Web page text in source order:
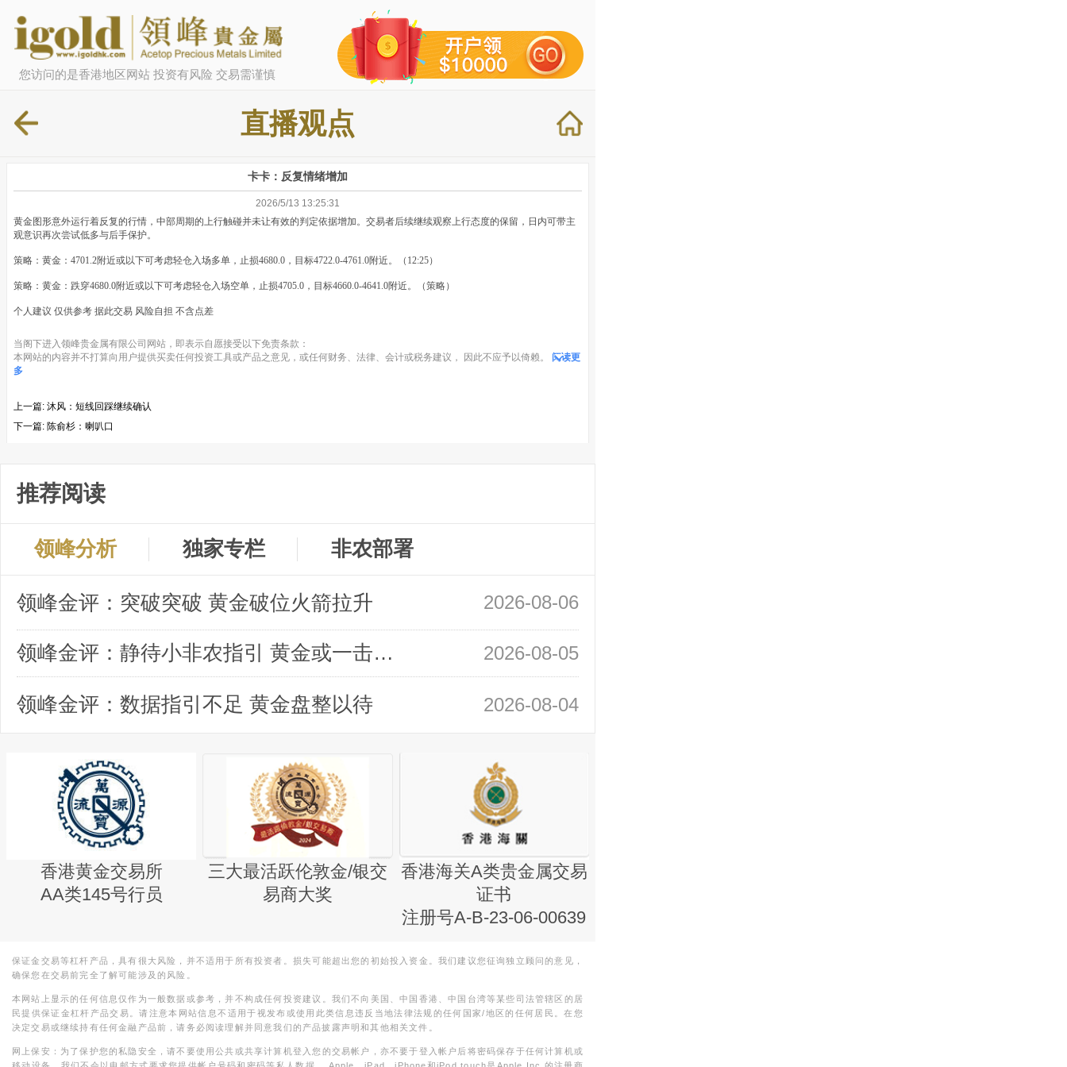
您访问的是香港地区网站 投资有风险 交易需谨慎
直播观点
卡卡：反复情绪增加
2026/5/13 13:25:31
黄金图形意外运行着反复的行情，中部周期的上行触碰并未让有效的判定依据增加。交易者后续继续观察上行态度的保留，日内可带主
观意识再次尝试低多与后手保护。
策略：黄金：4701.2附近或以下可考虑轻仓入场多单，止损4680.0，目标4722.0-4761.0附近。（12:25）
策略：黄金：跌穿4680.0附近或以下可考虑轻仓入场空单，止损4705.0，目标4660.0-4641.0附近。（策略）
个人建议 仅供参考 据此交易 风险自担 不含点差
当阁下进入领峰贵金属有限公司网站，即表示自愿接受以下免责条款：
本网站的内容并不打算向用户提供买卖任何投资工具或产品之意见，或任何财务、法律、会计或税务建议， 因此不应予以倚赖。
阅读更
多
上一篇: 沐风：短线回踩继续确认
下一篇: 陈俞杉：喇叭口
推荐阅读
领峰分析 独家专栏 非农部署
领峰金评：突破突破 黄金破位火箭拉升 2026-08-06
领峰金评：静待小非农指引 黄金或一击破局 2026-08-05
领峰金评：数据指引不足 黄金盘整以待 2026-08-04
香港黄金交易所
AA类145号行员
三大最活跃伦敦金/银交
易商大奖
香港海关A类贵金属交易
证书
注册号A-B-23-06-00639
保证金交易等杠杆产品，具有很大风险，并不适用于所有投资者。损失可能超出您的初始投入资金。我们建议您征询独立顾问的意见，
确保您在交易前完全了解可能涉及的风险。
本网站上显示的任何信息仅作为一般数据或参考，并不构成任何投资建议。我们不向美国、中国香港、中国台湾等某些司法管辖区的居
民提供保证金杠杆产品交易。请注意本网站信息不适用于视发布或使用此类信息违反当地法律法规的任何国家/地区的任何居民。在您
决定交易或继续持有任何金融产品前，请务必阅读理解并同意我们的产品披露声明和其他相关文件。
网上保安：为了保护您的私隐安全，请不要使用公共或共享计算机登入您的交易帐户，亦不要于登入帐户后将密码保存于任何计算机或